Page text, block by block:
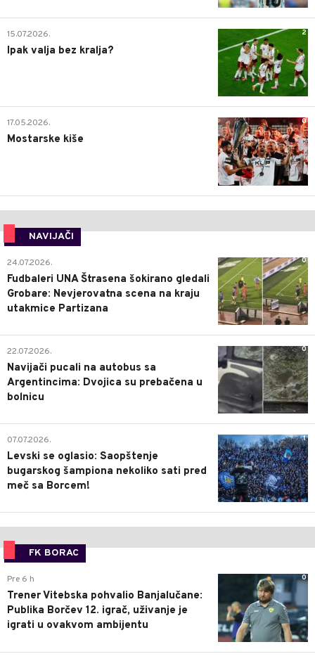
2
15.07.2026.
Ipak valja bez kralja?
0
17.05.2026.
Mostarske kiše
NAVIJAČI
0
24.07.2026.
Fudbaleri UNA Štrasena šokirano gledali
Grobare: Nevjerovatna scena na kraju
utakmice Partizana
0
22.07.2026.
Navijači pucali na autobus sa
Argentincima: Dvojica su prebačena u
bolnicu
1
07.07.2026.
Levski se oglasio: Saopštenje
bugarskog šampiona nekoliko sati pred
meč sa Borcem!
FK BORAC
0
Pre 6 h
Trener Vitebska pohvalio Banjalučane:
Publika Borčev 12. igrač, uživanje je
igrati u ovakvom ambijentu